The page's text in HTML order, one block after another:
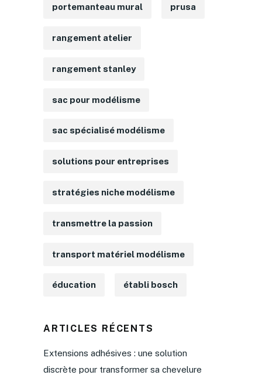
portemanteau mural prusa
rangement atelier
rangement stanley
sac pour modélisme
sac spécialisé modélisme
solutions pour entreprises
stratégies niche modélisme
transmettre la passion
transport matériel modélisme
éducation établi bosch
ARTICLES RÉCENTS
Extensions adhésives : une solution
discrète pour transformer sa chevelure